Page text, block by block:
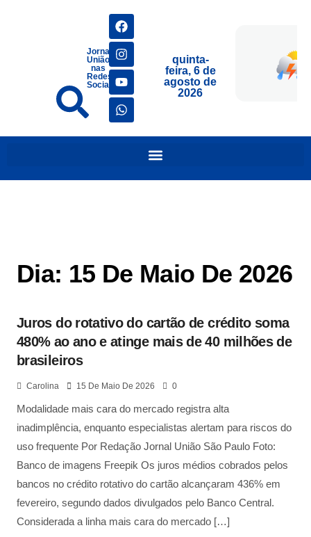
Jornais
União
nas
Redes
Sociais
quinta-
feira, 6 de
agosto de
2026
Dia: 15 De Maio De 2026
Juros do rotativo do cartão de crédito soma
480% ao ano e atinge mais de 40 milhões de
brasileiros
Carolina 15 De Maio De 2026 0
Modalidade mais cara do mercado registra alta
inadimplência, enquanto especialistas alertam para riscos do
uso frequente Por Redação Jornal União São Paulo Foto:
Banco de imagens Freepik Os juros médios cobrados pelos
bancos no crédito rotativo do cartão alcançaram 436% em
fevereiro, segundo dados divulgados pelo Banco Central.
Considerada a linha mais cara do mercado […]